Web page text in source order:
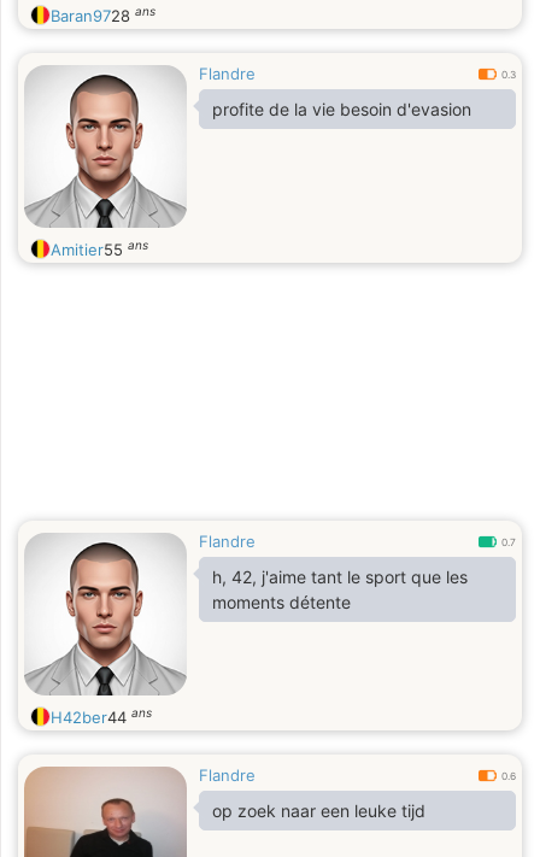
Baran9728 ans
Flandre 0.3
profite de la vie besoin d'evasion
Amitier55 ans
Flandre 0.7
h, 42, j'aime tant le sport que les
moments détente
H42ber44 ans
Flandre 0.6
op zoek naar een leuke tijd